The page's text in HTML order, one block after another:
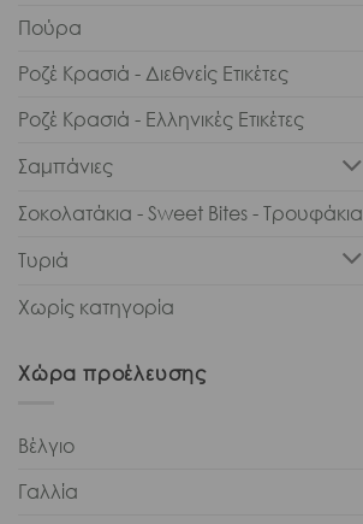
Πούρα
Ροζέ Κρασιά - Διεθνείς Ετικέτες
Ροζέ Κρασιά - Ελληνικές Ετικέτες
Σαμπάνιες
Σοκολατάκια - Sweet Bites - Τρουφάκια
Τυριά
Χωρίς κατηγορία
Χώρα προέλευσης
Βέλγιο
Γαλλία